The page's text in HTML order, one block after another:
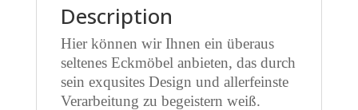
Description
Hier können wir Ihnen ein überaus
seltenes Eckmöbel anbieten, das durch
sein exqusites Design und allerfeinste
Verarbeitung zu begeistern weiß.